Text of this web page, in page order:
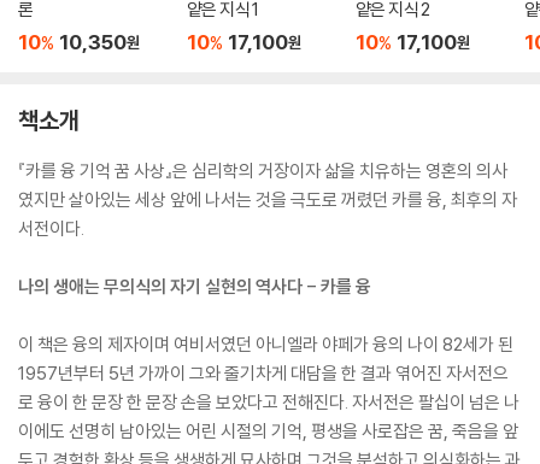
론
10% 10,350원
얕은 지식 1
10% 17,100원
얕은 지식 2
10% 17,100원
책소개
『카를 융 기억 꿈 사상』은 심리학의 거장이자 삶을 치유하는 영혼의 의사
였지만 살아있는 세상 앞에 나서는 것을 극도로 꺼렸던 카를 융, 최후의 자
서전이다.
나의 생애는 무의식의 자기 실현의 역사다 - 카를 융
이 책은 융의 제자이며 여비서였던 아니엘라 야페가 융의 나이 82세가 된
1957년부터 5년 가까이 그와 줄기차게 대담을 한 결과 엮어진 자서전으
로 융이 한 문장 한 문장 손을 보았다고 전해진다. 자서전은 팔십이 넘은 나
이에도 선명히 남아있는 어린 시절의 기억, 평생을 사로잡은 꿈, 죽음을 앞